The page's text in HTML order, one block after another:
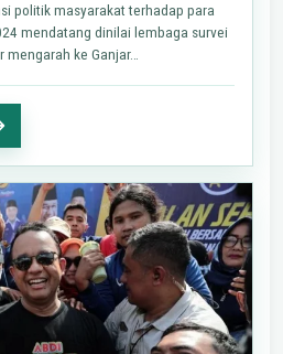
politik masyarakat terhadap para
mendatang dinilai lembaga survei
mengarah ke Ganjar…